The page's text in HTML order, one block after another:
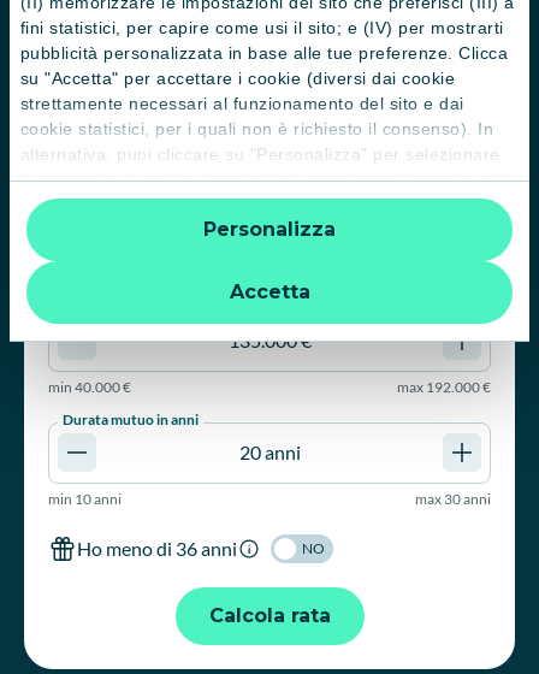
fini statistici, per capire come usi il sito; e (IV) per mostrarti
pubblicità personalizzata in base alle tue preferenze. Clicca
su "Accetta" per accettare i cookie (diversi dai cookie
strettamente necessari al funzionamento del sito e dai
cookie statistici, per i quali non è richiesto il consenso). In
alternativa, puoi cliccare su "Personalizza" per selezionare
le categorie di cookie che desideri accettare. Cliccando sulla
“X” le impostazioni predefinite vengono lasciate invariate e
quindi la navigazione può continuare senza cookie o altri
strumenti di tracciamento diversi da quelli tecnici. Per
ulteriori informazioni:
informativa privacy
Accetta
Personalizza
TASSO FISSO a partire da 2,90% TAEG a partire da 3,14%
Per cosa vuoi richiedere un mutuo?
Acquisto
Valore immobile
min 40.000 € max 192.000 €
Durata mutuo in anni
min 10 anni max 30 anni
Ho meno di 36 anni NO
Calcola rata